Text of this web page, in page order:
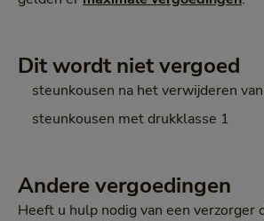
Dit wordt niet vergoed
steunkousen na het verwijderen
steunkousen met drukklasse 1
Andere vergoedingen
Heeft u hulp nodig van een verzorger